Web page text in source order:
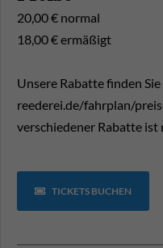
20,00 € normal
18,00 € ermäßigt
Unsere Rabatte finden
reederei.de/fahrplan/
verschiedener Rabatte ist
TICKETS BUCHEN